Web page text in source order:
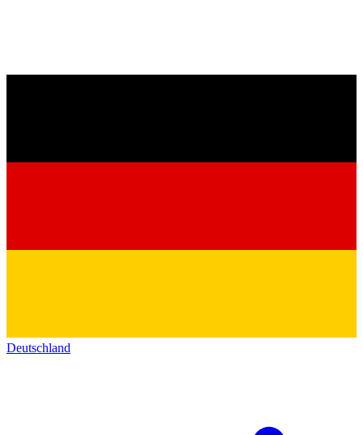
Deutschland